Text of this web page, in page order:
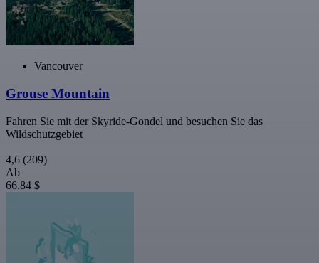
Vancouver
Grouse Mountain
Fahren Sie mit der Skyride-Gondel und besuchen Sie das
Wildschutzgebiet
4,6 (209)
Ab
66,84 $